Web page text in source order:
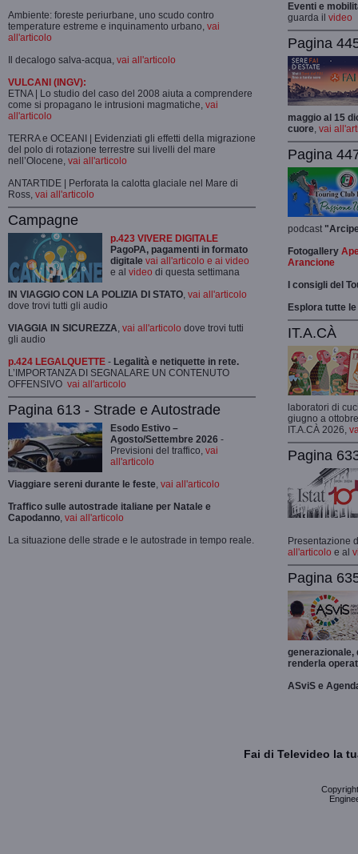
Ambiente: foreste periurbane, uno scudo contro
temperature estreme e inquinamento urbano, vai
all'articolo
Il decalogo salva-acqua, vai all'articolo
VULCANI (INGV):
ETNA | Lo studio del caso del 2008 aiuta a comprendere
come si propagano le intrusioni magmatiche, vai
all'articolo
TERRA e OCEANI | Evidenziati gli effetti della migrazione
del polo di rotazione terrestre sui livelli del mare
nell’Olocene, vai all'articolo
ANTARTIDE | Perforata la calotta glaciale nel Mare di
Ross, vai all'articolo
Campagne
p.423 VIVERE DIGITALE
PagoPA, pagamenti in formato
digitale vai all'articolo e ai video
e al video di questa settimana
IN VIAGGIO CON LA POLIZIA DI STATO, vai all'articolo
dove trovi tutti gli audio
VIAGGIA IN SICUREZZA, vai all'articolo dove trovi tutti
gli audio
p.424 LEGALQUETTE - Legalità e netiquette in rete.
L’IMPORTANZA DI SEGNALARE UN CONTENUTO
OFFENSIVO vai all'articolo
Pagina 613 - Strade e Autostrade
Esodo Estivo –
Agosto/Settembre 2026 -
Previsioni del traffico, vai
all'articolo
Viaggiare sereni durante le feste, vai all'articolo
Traffico sulle autostrade italiane per Natale e
Capodanno, vai all'articolo
La situazione delle strade e le autostrade in tempo reale.
Eventi e
guarda il video
Pagina
maggio al 15
cuore, vai
Pagina
podcast
Fotogallery
Arancione
I consigli del
Esplora tutte
IT.A.CÀ
laboratori di
giugno a
IT.A.CÀ 2026,
Pagina
Presentazione
all'articolo e al
Pagina
generazionale,
renderla
ASviS e
Fai di Televideo la